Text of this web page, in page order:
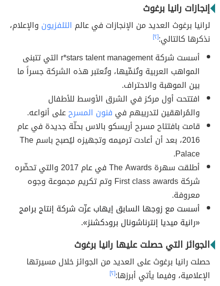
إنجازات رانيا برغوث
لرانيا برغوث العديد من الإنجازات في عالم التلفزيون والإعلام،
نذكرها كالتالي:[٢]
أسست شركة r*stars talent management التي تتبنى
المواهب العربية وتُنمِّيها، وتُعتبر هذه الشركة جسراً ما
بين الموهبة والاحتراف.
افتتحت أول مركز في الشرق الأوسط للأطفال
والمُراهقين لتدريبهم في فنون المسرحعلى أنواعه.
قامت بافتتاح مسرح أريسكو بالاس بحلّة جديدة في عام
2016، بعد أن أعادت ترميمه وتجهيزه ليُصبح باسم The
Palace.
أطلقت سهرة The Awards في عام 2017 والتي تحضّره
شركة First class awards وتم تكريم مجموعة وجوه
معروفة.
أسست مع زوجها السابق إيهاب عزّت شركة إنتاج برامج
«رانية ميديا إنترناشونال برودكشنز».
الجوائز التي حصلت عليها رانيا برغوث
حصلت رانيا برغوث على العديد من الجوائز خلال مسيرتها
الإعلامية، وفيما يأتي أبرزها:[٢]